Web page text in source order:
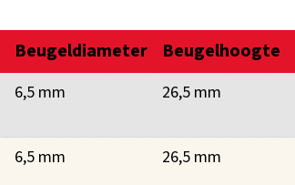
Beugeldiameter Beugelhoogte
6,5 mm 26,5 mm
6,5 mm 26,5 mm